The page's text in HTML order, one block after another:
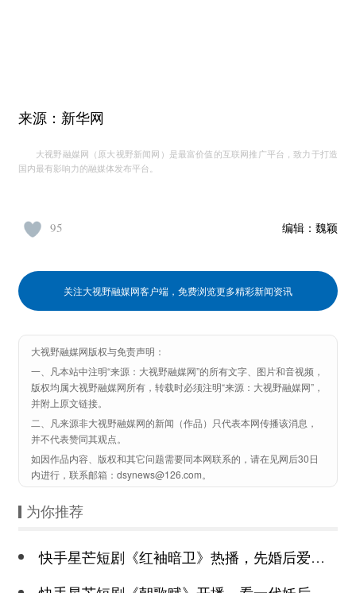
来源：新华网
大视野融媒网（原大视野新闻网）是最富价值的互联网推广平台，致力于打造
国内最有影响力的融媒体发布平台。
编辑： 魏颖
95
关注大视野融媒网客户端，免费浏览更多精彩新闻资讯
大视野融媒网版权与免责声明：
一、凡本站中注明“来源：大视野融媒网”的所有文字、图片和音视频，
版权均属大视野融媒网所有，转载时必须注明“来源：大视野融媒网”，
并附上原文链接。
二、凡来源非大视野融媒网的新闻（作品）只代表本网传播该消息，
并不代表赞同其观点。
如因作品内容、版权和其它问题需要同本网联系的，请在见网后30日
内进行，联系邮箱：dsynews@126.com。
为你推荐
快手星芒短剧《红袖暗卫》热播，先婚后爱诠释别样浪漫